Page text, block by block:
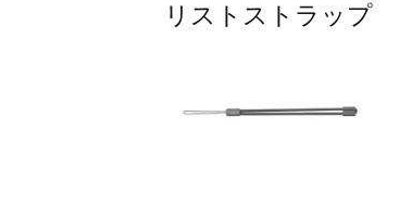
リストストラップ